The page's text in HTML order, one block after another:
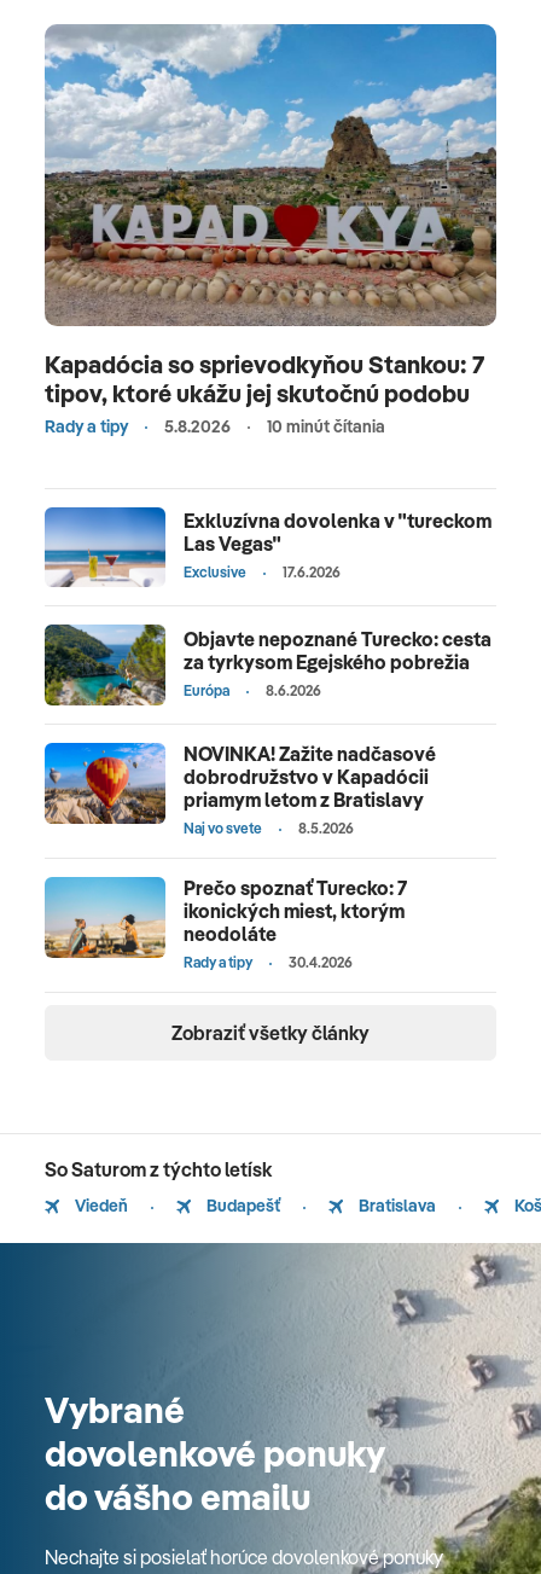
Kapadócia so sprievodkyňou Stankou: 7
tipov, ktoré ukážu jej skutočnú podobu
Rady a tipy 5.8.2026 10 minút čítania
Exkluzívna dovolenka v "tureckom
Las Vegas"
Exclusive 17.6.2026
Objavte nepoznané Turecko: cesta
za tyrkysom Egejského pobrežia
Európa 8.6.2026
NOVINKA! Zažite nadčasové
dobrodružstvo v Kapadócii
priamym letom z Bratislavy
Naj vo svete 8.5.2026
Prečo spoznať Turecko: 7
ikonických miest, ktorým
neodoláte
Rady a tipy 30.4.2026
Zobraziť všetky články
So Saturom z týchto letísk
Viedeň Budapešť Bratislava
Vybrané
dovolenkové ponuky
do vášho emailu
Nechajte si posielať horúce dovolenkové ponuky